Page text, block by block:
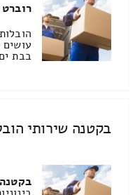
הובלות
בבת
בקטנה שירותי